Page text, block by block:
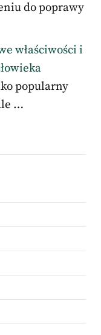
do poprawy
właściwości i
popularny
…